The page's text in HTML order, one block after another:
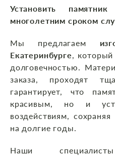
Установить
многолетним сроком
Мы предлагаем
Екатеринбурге, который
долговечностью.
заказа, проходят
гарантирует, что
красивым, но и
воздействиям,
на долгие годы.
Наши